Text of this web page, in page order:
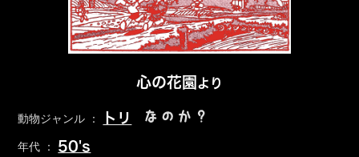
心の花園 より
動物ジャンル ： トリ なのか？
年代 ： 50's